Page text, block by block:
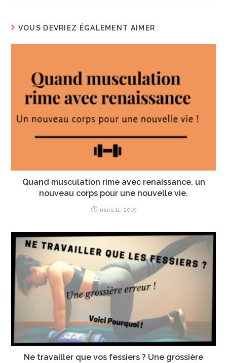
VOUS DEVRIEZ ÉGALEMENT AIMER
Quand musculation rime avec renaissance, un
nouveau corps pour une nouvelle vie.
mars 11, 2019
Ne travailler que vos fessiers ? Une grossière